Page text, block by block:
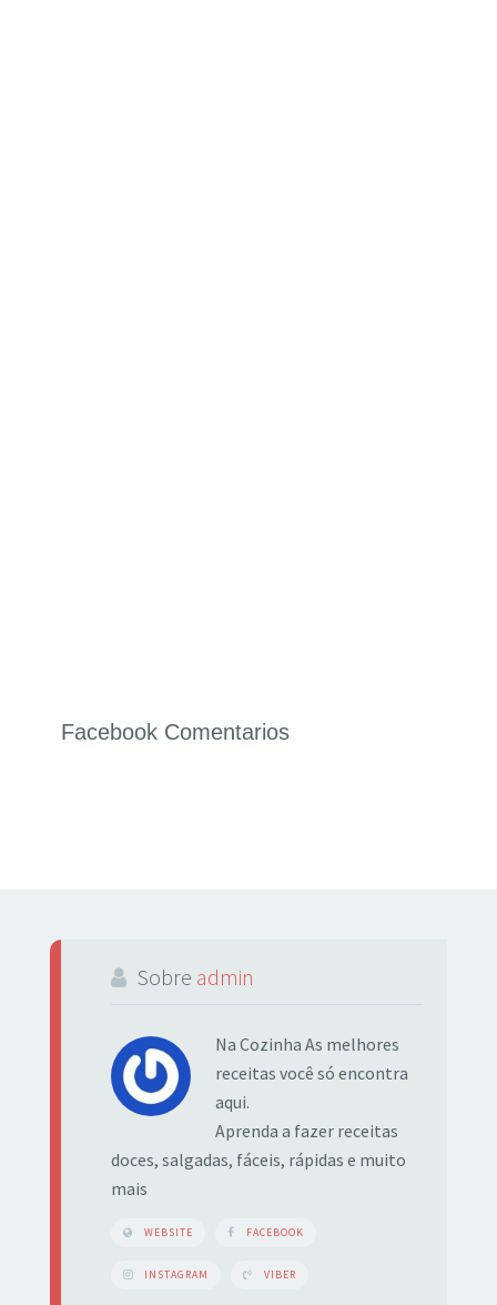
Facebook Comentarios
Sobre admin
Na Cozinha As melhores
receitas você só encontra
aqui.
Aprenda a fazer receitas
doces, salgadas, fáceis, rápidas e muito
mais
WEBSITE FACEBOOK
INSTAGRAM VIBER